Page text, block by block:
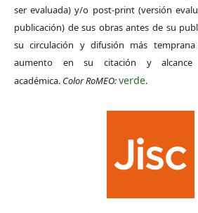
ser evaluada) y/o post-print (versión
publicación) de sus obras antes de su
su circulación y difusión más
aumento en su citación y alcance
académica. Color RoMEO:verde.